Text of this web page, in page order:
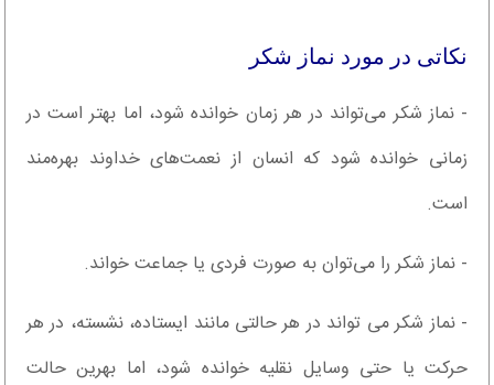
نکاتی در مورد نماز شکر
- نماز شکر می‌تواند در هر زمان خوانده شود، اما بهتر است در
زمانی خوانده شود که انسان از نعمت‌های خداوند بهره‌مند
است.
- نماز شکر را می‌توان به صورت فردی یا جماعت خواند.
- نماز شکر می تواند در هر حالتی مانند ایستاده، نشسته، در هر
حرکت یا حتی وسایل نقلیه خوانده شود، اما بهرین حالت